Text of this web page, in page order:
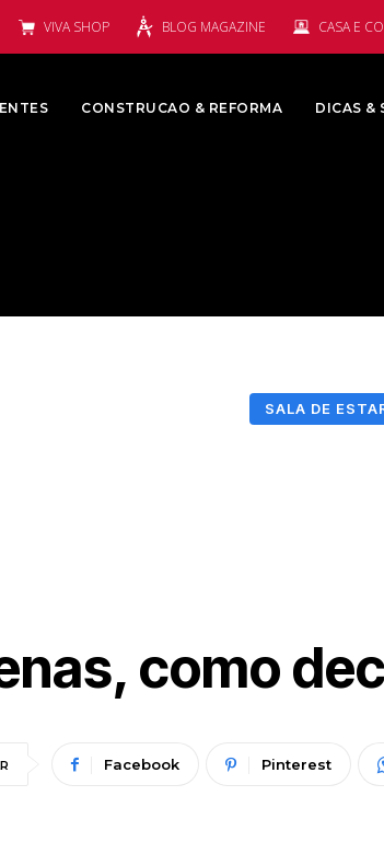
VIVA SHOP BLOG MAGAZINE CASA E
CONSTRUCAO & REFORMA DICAS &
SALA DE
como
Facebook Pinterest